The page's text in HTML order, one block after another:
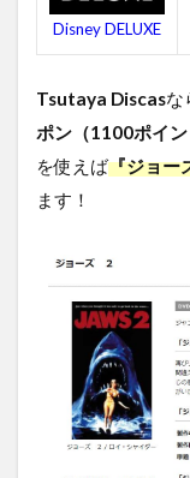
関連
作品
ジ
ー
ズ
２
を
料
視
聴
す
法
ま
と
Disney DELUXE
Tsutaya Discasな
ポン（1100ポイン
を使えば『ジョー
ます！